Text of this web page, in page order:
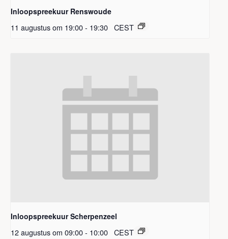
Inloopspreekuur Renswoude
11 augustus om 19:00- 19:30 CEST
Inloopspreekuur Scherpenzeel
12 augustus om 09:00- 10:00 CEST